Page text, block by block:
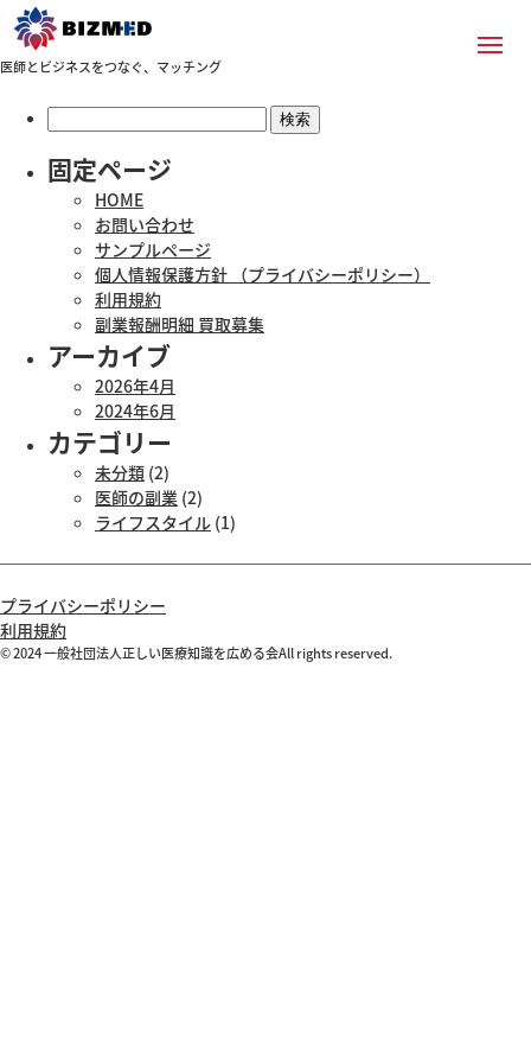
医師とビジネスをつなぐ、マッチング
固定ページ
HOME
お問い合わせ
サンプルページ
個人情報保護方針 （プライバシーポリシー）
利用規約
副業報酬明細 買取募集
アーカイブ
2026年4月
2024年6月
カテゴリー
未分類 (2)
医師の副業 (2)
ライフスタイル (1)
プライバシーポリシー
利用規約
© 2024 一般社団法人正しい医療知識を広める会All rights reserved.